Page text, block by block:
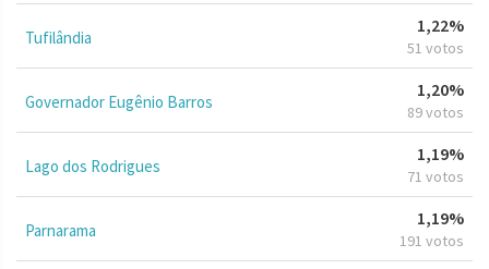
Tufilândia
1,22%
51 votos
Governador Eugênio Barros
1,20%
89 votos
Lago dos Rodrigues
1,19%
71 votos
Parnarama
1,19%
191 votos